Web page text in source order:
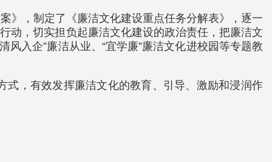
》，制定了《廉洁文化建设重点任务分解表》，逐一
动，切实担负起廉洁文化建设的政治责任，把廉洁文
风入企”廉洁从业、“宜学廉”廉洁文化进校园等专题教
，有效发挥廉洁文化的教育、引导、激励和浸润作